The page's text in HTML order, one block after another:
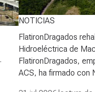
NOTICIAS
FlatironDragados
Hidroeléctrica de
FlatironDragados,
ACS, ha firmado con